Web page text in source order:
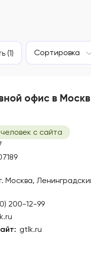
(1) Сортировка
офис в
с сайта
Москва,
200-12-99
gtlk.ru